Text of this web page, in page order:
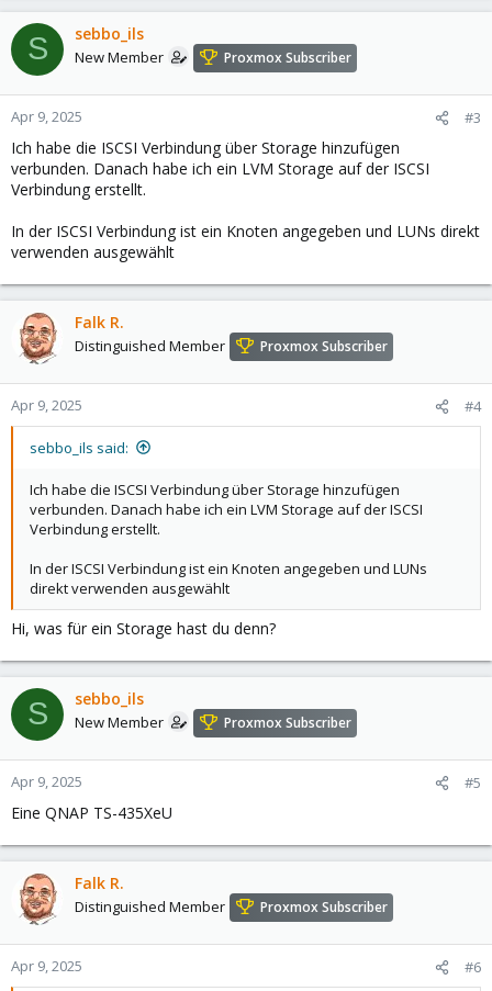
S sebbo_ils
New Member Proxmox Subscriber
Apr 9, 2025 #3
Ich habe die ISCSI Verbindung über Storage hinzufügen
verbunden. Danach habe ich ein LVM Storage auf der ISCSI
Verbindung erstellt.
In der ISCSI Verbindung ist ein Knoten angegeben und LUNs direkt
verwenden ausgewählt
Falk R.
Distinguished Member Proxmox Subscriber
Apr 9, 2025 #4
sebbo_ils said:
Ich habe die ISCSI Verbindung über Storage hinzufügen
verbunden. Danach habe ich ein LVM Storage auf der ISCSI
Verbindung erstellt.
In der ISCSI Verbindung ist ein Knoten angegeben und LUNs
direkt verwenden ausgewählt
Hi, was für ein Storage hast du denn?
S sebbo_ils
New Member Proxmox Subscriber
Apr 9, 2025 #5
Eine QNAP TS-435XeU
Falk R.
Distinguished Member Proxmox Subscriber
Apr 9, 2025 #6